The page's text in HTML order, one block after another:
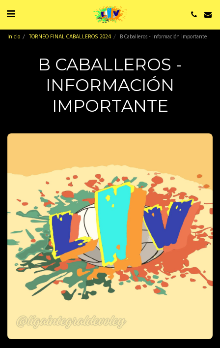
Inicio TORNEO FINAL CABALLEROS 2024 B Caballeros - Información importante
B CABALLEROS -
INFORMACIÓN
IMPORTANTE